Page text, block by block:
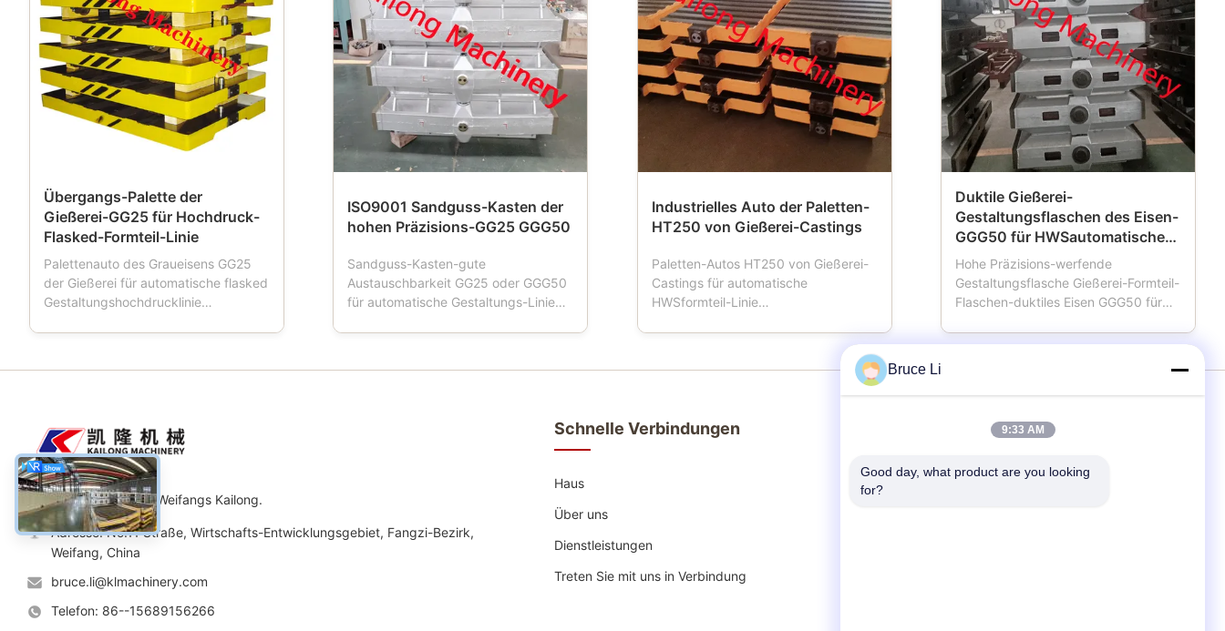
Übergangs-Palette der
Gießerei-GG25 für Hochdruck-
Flasked-Formteil-Linie
Palettenauto des Graueisens GG25
der Gießerei für automatische flasked
Gestaltungshochdrucklinie
Palettenaut...
ISO9001 Sandguss-Kasten der
hohen Präzisions-GG25 GGG50
Sandguss-Kasten-gute
Austauschbarkeit GG25 oder GGG50
für automatische Gestaltungs-Linie
Industrielles Auto der Paletten-
HT250 von Gießerei-Castings
Paletten-Autos HT250 von Gießerei-
Castings für automatische
HWSformteil-Linie
Gießereien benutzt wird. Wenn die
Palettenauto vier Räder hat, das
Palettenauto normalerweise vom ...
Duktile Gießerei-
Gestaltungsflaschen des Eisen-
GGG50 für HWSautomatische
Formteil-Linie
Hohe Präzisions-werfende
Gestaltungsflasche Gießerei-Formteil-
Flaschen-duktiles Eisen GGG50 für
wichtige Werkzeuge für Gießereien
oder demi...
Maschinerie Co., Ltd. Weifangs Kailong.
Adresse: No.11 Straße, Wirtschafts-Entwicklungsgebiet, Fangzi-Bezirk,
Weifang, China
bruce.li@klmachinery.com
Telefon: 86--15689156266
Schnelle Verbindungen
Haus
Über uns
Dienstleistungen
Treten Sie mit uns in Verbindung
Dienstleistungen
Formteil-Linie
Bruce Li
9:33 AM
Good day, what product are you looking
for?